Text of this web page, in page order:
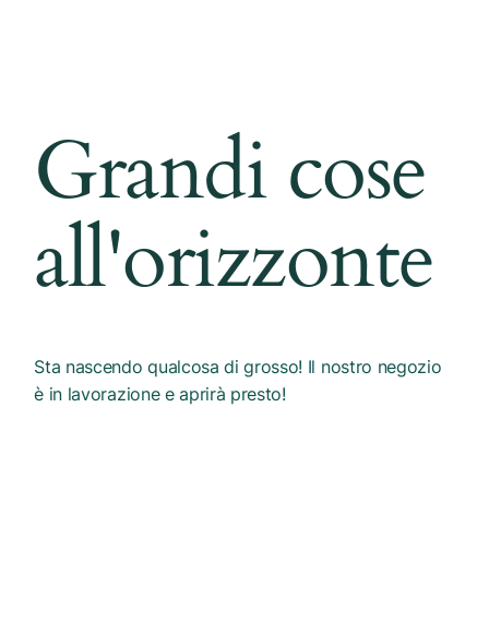
Grandi cose
all'orizzonte
Sta nascendo qualcosa di grosso! Il nostro negozio
è in lavorazione e aprirà presto!